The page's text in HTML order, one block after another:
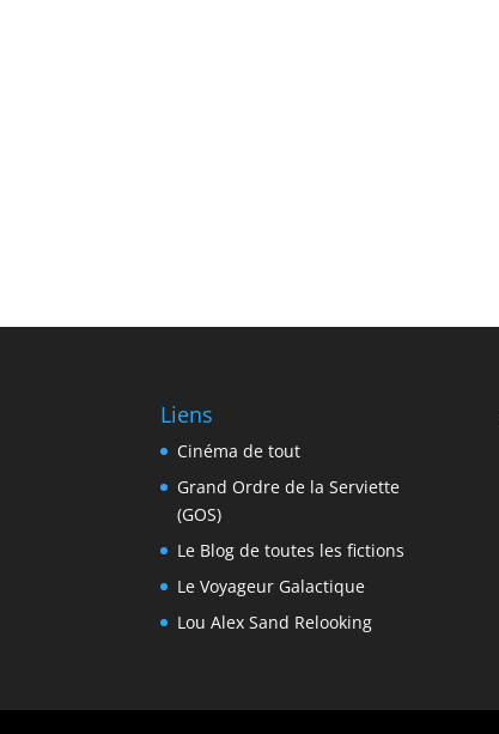
Liens
Cinéma de tout
Grand Ordre de la Serviette
(GOS)
Le Blog de toutes les fictions
Le Voyageur Galactique
Lou Alex Sand Relooking